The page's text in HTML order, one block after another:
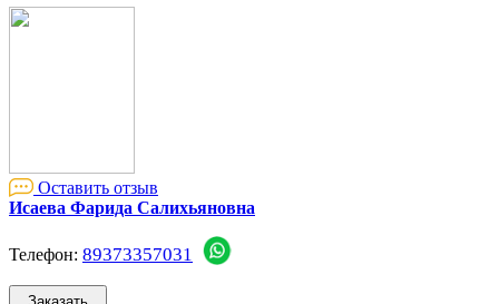
Оставить отзыв
Исаева Фарида Салихьяновна
Телефон: 89373357031